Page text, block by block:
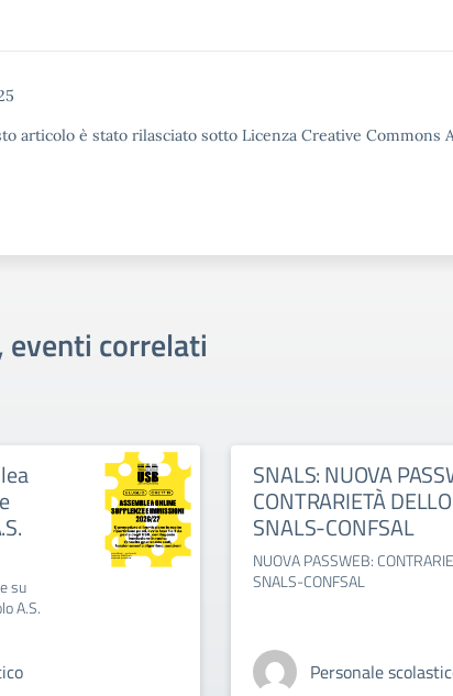
articolo è stato rilasciato sotto Licenza Creative Commons
eventi correlati
su
A.S.
SNALS: NUOVA
CONTRARIETÀ DELLO
SNALS-CONFSAL
NUOVA PASSWEB:
SNALS-CONFSAL
Personale